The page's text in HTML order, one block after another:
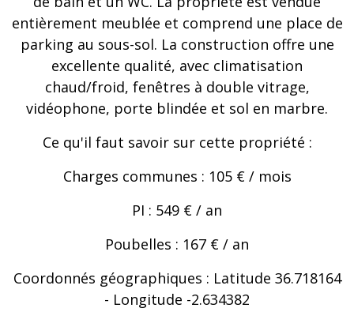
entièrement meublée et comprend une place de
parking au sous-sol. La construction offre une
excellente qualité, avec climatisation
chaud/froid, fenêtres à double vitrage,
vidéophone, porte blindée et sol en marbre.
Ce qu'il faut savoir sur cette propriété :
Charges communes : 105 € / mois
PI : 549 € / an
Poubelles : 167 € / an
Coordonnés géographiques : Latitude 36.718164
- Longitude -2.634382